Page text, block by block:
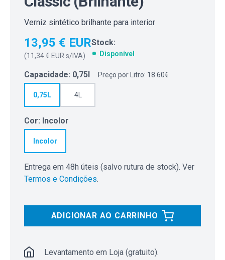
Verniz sintético brilhante para interior
13,95 € EUR
(11,34 € EUR s/IVA)
Stock:
Disponível
Capacidade: 0,75l Preço por Litro: 18.60€
0,75L 4L
Cor: Incolor
Incolor
Entrega em 48h úteis (salvo rutura de stock). Ver
Termos e Condições.
ADICIONAR AO CARRINHO
Levantamento em Loja (gratuito).